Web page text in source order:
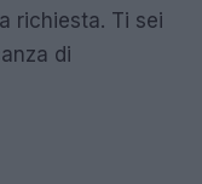
richiesta. Ti sei
di